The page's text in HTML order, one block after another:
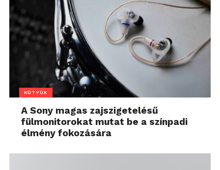
KÜTYÜK
A Sony magas zajszigetelésű
fülmonitorokat mutat be a színpadi
élmény fokozására